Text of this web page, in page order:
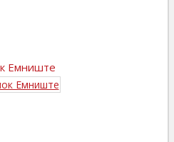
Емниште